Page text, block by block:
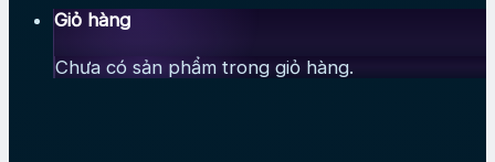
Giỏ hàng
Chưa có sản phẩm trong giỏ hàng.